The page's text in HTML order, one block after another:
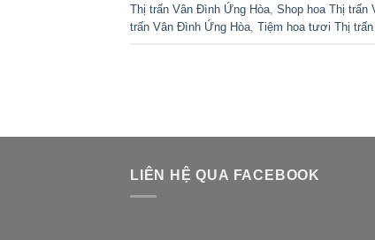
Thị trấn Vân Đình Ứng Hòa, Shop hoa Thị trấn
trấn Vân Đình Ứng Hòa, Tiệm hoa tươi Thị
LIÊN HỆ QUA FACEBOOK